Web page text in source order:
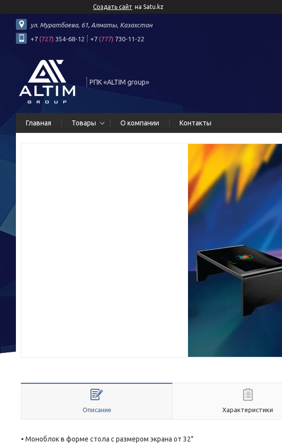
Создать сайт на Satu.kz
ул. Муратбаева, 61, Алматы, Казахстан
+7 (727) 354-68-12 +7 (777) 730-11-22
РПК «ALTIM group»
Главная Товары О компании Контакты
Описание Характеристики
• Моноблок в форме стола с размером экрана от 32"